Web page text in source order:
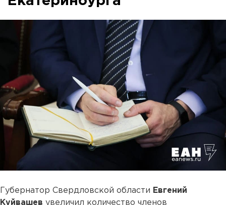
Губернатор Свердловской области Евгений
Куйвашев увеличил количество членов